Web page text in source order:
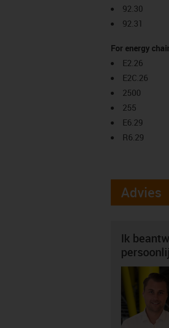
92.30
92.31
For energy
E2.26
E2C.26
2500
255
E6.29
R6.29
Advies
Ik